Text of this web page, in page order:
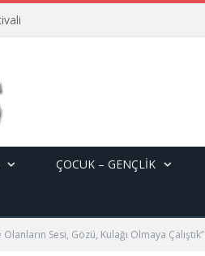
ÇOCUK – GENÇLIK
Sesi, Gözü, Kulağı Olmaya Çalıştık”